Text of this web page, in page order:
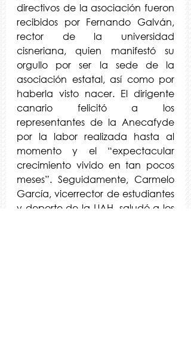
directivos de la asociación fueron
recibidos por Fernando Galván,
rector de la universidad
cisneriana, quien manifestó su
orgullo por ser la sede de la
asociación estatal, así como por
haberla visto nacer. El dirigente
canario felicitó a los
representantes de la Anecafyde
por la labor realizada hasta al
momento y el “expectacular
crecimiento vivido en tan pocos
meses”. Seguidamente, Carmelo
García, vicerrector de estudiantes
y deporte de la UAH, saludó a los